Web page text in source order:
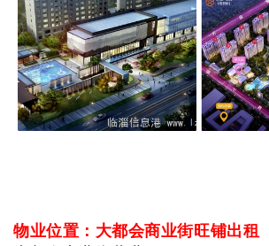
物业位置：大都会商业街旺铺出租